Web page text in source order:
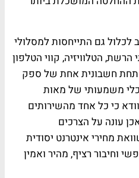
לכלול גם התייחסות למסלולי
הטלוויזיה, קווי הטלפון
תחת חשבונית אחת של ספק
משמעותי של מאות
כי כל אחד מהשירותים
עונה על הצרכים
מחירי אינטרנט יסודית
וחיבור רציף, מהיר ואמין